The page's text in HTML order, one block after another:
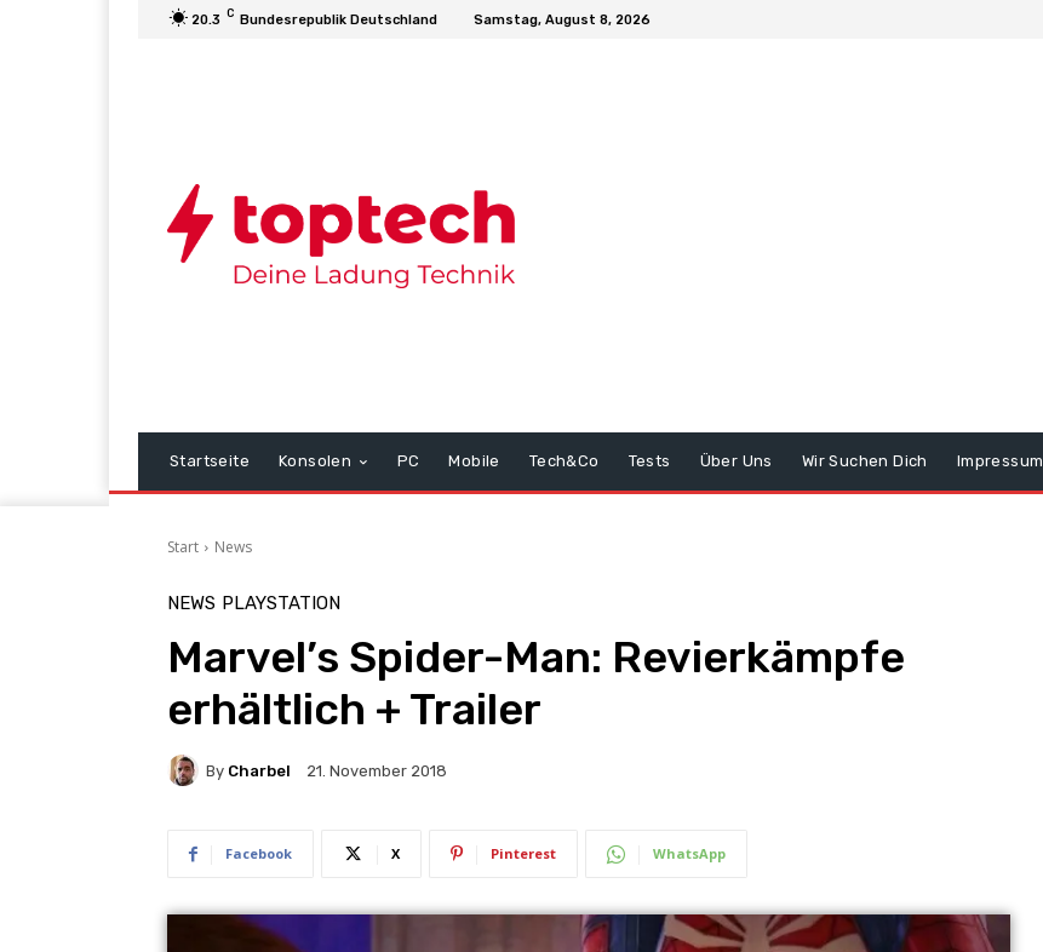
20.3 C Bundesrepublik Deutschland Samstag, August 8, 2026
Startseite Konsolen PC Mobile Tech&Co Tests Über Uns Wir Suchen Dich Impressum
Start News
NEWS PLAYSTATION
Marvel’s Spider-Man: Revierkämpfe
erhältlich + Trailer
By Charbel 21. November 2018
Facebook X Pinterest WhatsApp